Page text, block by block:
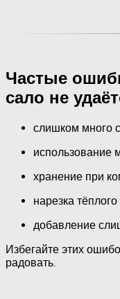
Частые
сало не
слишком много
использование
хранение при
нарезка
добавление
Избегайте этих
радовать.